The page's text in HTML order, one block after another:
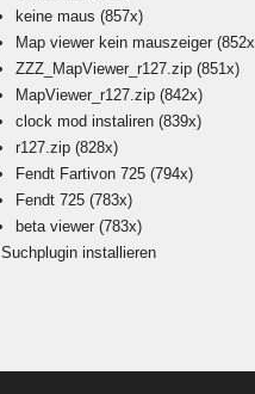
keine maus (857x)
Map viewer kein mauszeiger
ZZZ_MapViewer_r127.zip (851x)
MapViewer_r127.zip (842x)
clock mod instaliren (839x)
r127.zip (828x)
Fendt Fartivon 725 (794x)
Fendt 725(783x)
beta viewer (783x)
Suchplugin installieren